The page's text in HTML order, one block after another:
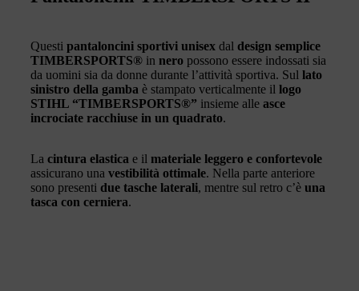
Questi pantaloncini sportivi unisex dal design semplice
TIMBERSPORTS® in nero possono essere indossati sia
da uomini sia da donne durante l’attività sportiva. Sul lato
sinistro della gamba è stampato verticalmente il logo
STIHL “TIMBERSPORTS®” insieme alle asce
incrociate racchiuse in un quadrato.
La cintura elastica e il materiale leggero e confortevole
assicurano una vestibilità ottimale. Nella parte anteriore
sono presenti due tasche laterali, mentre sul retro c’è una
tasca con cerniera.